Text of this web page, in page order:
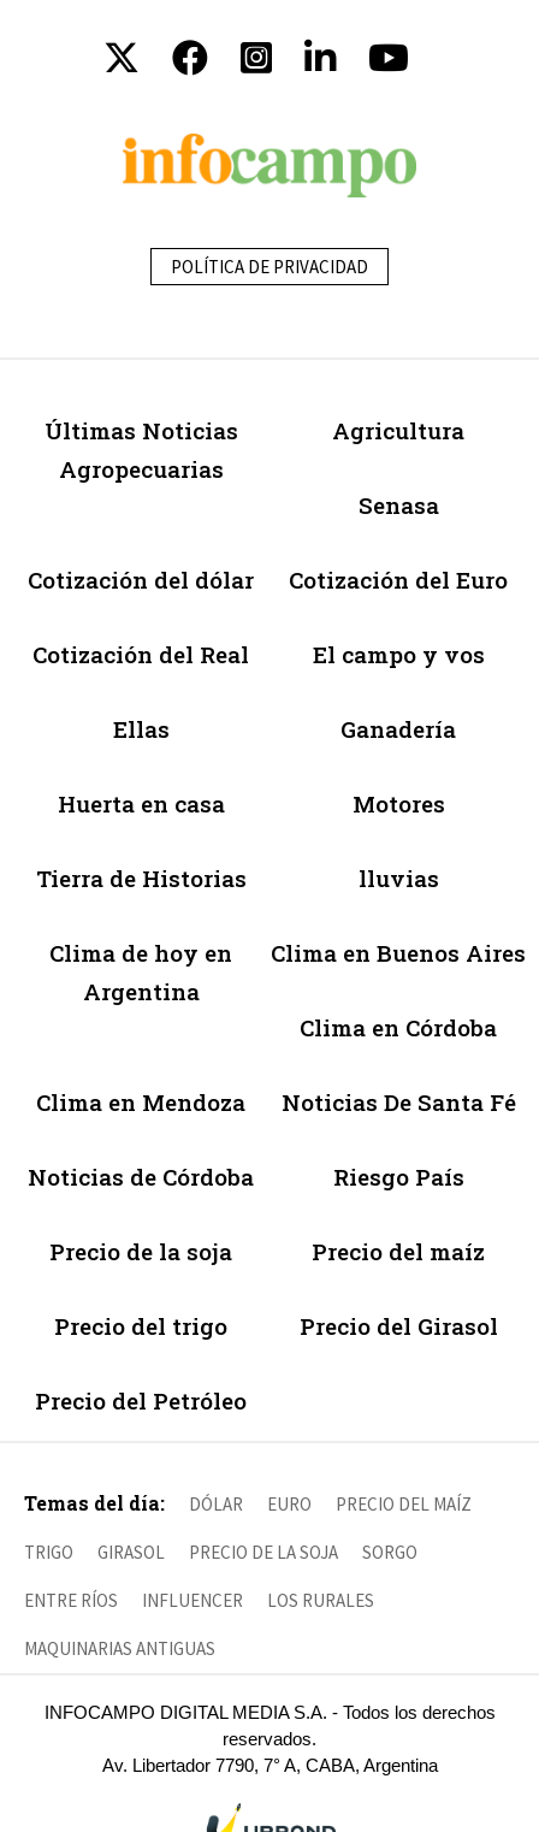
POLÍTICA DE PRIVACIDAD
Últimas Noticias
Agropecuarias
Agricultura
Senasa
Cotización del dólar Cotización del Euro
Cotización del Real El campo y vos
Ellas Ganadería
Huerta en casa Motores
Tierra de Historias lluvias
Clima de hoy en
Argentina
Clima en Buenos Aires
Clima en Córdoba
Clima en Mendoza Noticias De Santa Fé
Noticias de Córdoba Riesgo País
Precio de la soja Precio del maíz
Precio del trigo Precio del Girasol
Precio del Petróleo
Temas del día: DÓLAR EURO PRECIO DEL MAÍZ
TRIGO GIRASOL PRECIO DE LA SOJA SORGO
ENTRE RÍOS INFLUENCER LOS RURALES
MAQUINARIAS ANTIGUAS
INFOCAMPO DIGITAL MEDIA S.A. - Todos los derechos
reservados.
Av. Libertador 7790, 7° A, CABA, Argentina